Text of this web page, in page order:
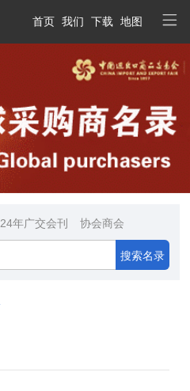
首页 我们 下载 地图
年广交会刊 协会商会
搜索名录